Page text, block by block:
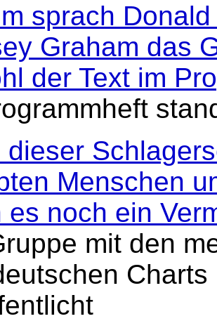
sprach
Graham das
der Text im
dieser
Menschen
es noch ein
mit den